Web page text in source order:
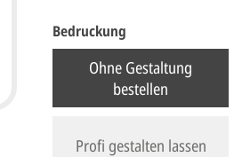
Bedruckung
Ohne Gestaltung
bestellen
Profi gestalten lassen